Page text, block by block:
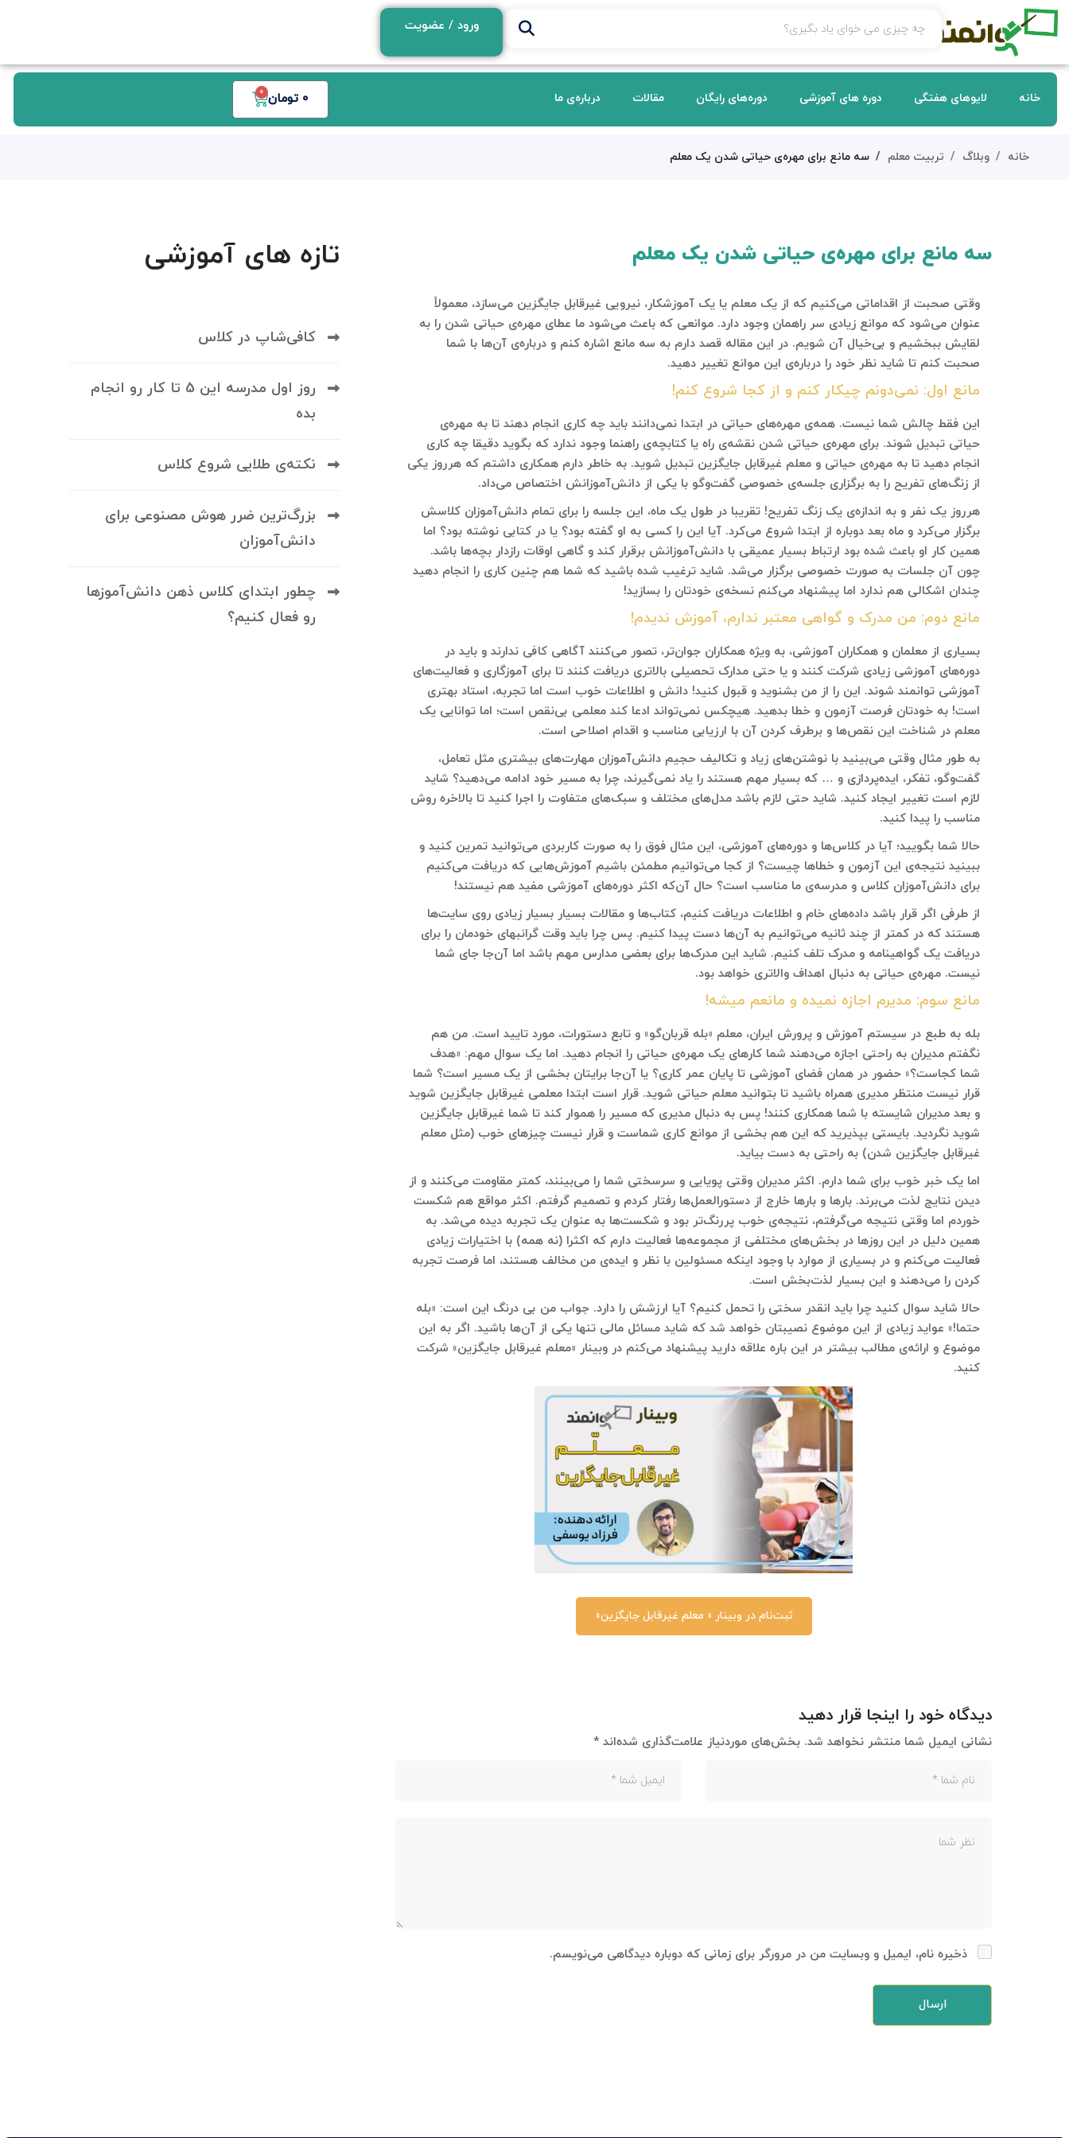
ورود / عضویت
خانه لایوهای هفتگی دوره های آموزشی دوره‌های رایگان مقالات درباره‌ی ما 0 تومان 0
خانه وبلاگ تربیت معلم سه مانع برای مهره‌ی حیاتی شدن یک معلم
سه مانع برای مهره‌ی حیاتی شدن یک معلم
وقتی صحبت از اقداماتی می‌کنیم که از یک معلم یا یک آموزشکار، نیرویی غیرقابل جایگزین می‌سازد، معمولاً
عنوان می‌شود که موانع زیادی سر راهمان وجود دارد. موانعی که باعث می‌شود ما عطای مهره‌ی حیاتی شدن را به
لقایش ببخشیم و بی‌خیال آن شویم. در این مقاله قصد دارم به سه مانع اشاره کنم و درباره‌ی آن‌ها با شما
صحبت کنم تا شاید نظر خود را درباره‌ی این موانع تغییر دهید.
مانع اول: نمی‌دونم چیکار کنم و از کجا شروع کنم!
این فقط چالش شما نیست. همه‌ی مهره‌های حیاتی در ابتدا نمی‌دانند باید چه کاری انجام دهند تا به مهره‌ی
حیاتی تبدیل شوند. برای مهره‌ی حیاتی شدن نقشه‌ی راه یا کتابچه‌ی راهنما وجود ندارد که بگوید دقیقا چه کاری
انجام دهید تا به مهره‌ی حیاتی و معلم غیرقابل جایگزین تبدیل شوید. به خاطر دارم همکاری داشتم که هرروز یکی
از زنگ‌های تفریح را به برگزاری جلسه‌ی خصوصی گفت‌وگو با یکی از دانش‌آموزانش اختصاص می‌داد.
هرروز یک نفر و به اندازه‌ی یک زنگ تفریح! تقریبا در طول یک ماه، این جلسه را برای تمام دانش‌آموزان کلاسش
برگزار می‌کرد و ماه بعد دوباره از ابتدا شروع می‌کرد. آیا این را کسی به او گفته بود؟ یا در کتابی نوشته بود؟ اما
همین کار او باعث شده بود ارتباط بسیار عمیقی با دانش‌آموزانش برقرار کند و گاهی اوقات رازدار بچه‌ها باشد.
چون آن جلسات به صورت خصوصی برگزار می‌شد. شاید ترغیب شده باشید که شما هم چنین کاری را انجام دهید
چندان اشکالی هم ندارد اما پیشنهاد می‌کنم نسخه‌ی خودتان را بسازید!
مانع دوم: من مدرک و گواهی معتبر ندارم، آموزش ندیدم!
بسیاری از معلمان و همکاران آموزشی، به ویژه همکاران جوان‌تر، تصور می‌کنند آگاهی کافی ندارند و باید در
دوره‌های آموزشی زیادی شرکت کنند و یا حتی مدارک تحصیلی بالاتری دریافت کنند تا برای آموزگاری و فعالیت‌های
آموزشی توانمند شوند. این را از من بشنوید و قبول کنید! دانش و اطلاعات خوب است اما تجربه، استاد بهتری
است! به خودتان فرصت آزمون و خطا بدهید. هیچکس نمی‌تواند ادعا کند معلمی بی‌نقص است؛ اما توانایی یک
معلم در شناخت این نقص‌ها و برطرف کردن آن با ارزیابی مناسب و اقدام اصلاحی است.
به طور مثال وقتی می‌بینید با نوشتن‌های زیاد و تکالیف حجیم دانش‌آموزان مهارت‌های بیشتری مثل تعامل،
گفت‌وگو، تفکر، ایده‌پردازی و … که بسیار مهم هستند را یاد نمی‌گیرند، چرا به مسیر خود ادامه می‌دهید؟ شاید
لازم است تغییر ایجاد کنید. شاید حتی لازم باشد مدل‌های مختلف و سبک‌های متفاوت را اجرا کنید تا بالاخره روش
مناسب‌ را پیدا کنید.
حالا شما بگویید؛ آیا در کلاس‌ها و دوره‌های آموزشی، این مثال فوق را به صورت کاربردی می‌توانید تمرین کنید و
ببینید نتیجه‌ی این آزمون و خطاها چیست؟ از کجا می‌توانیم مطمئن باشیم آموزش‌هایی که دریافت می‌کنیم
برای دانش‌آموزان کلاس و مدرسه‌ی ما مناسب است؟ حال آن‌که اکثر دوره‌های آموزشی مفید هم نیستند!
از طرفی اگر قرار باشد داده‌های خام و اطلاعات دریافت کنیم، کتاب‌ها و مقالات بسیار بسیار زیادی روی سایت‌ها
هستند که در کمتر از چند ثانیه می‌توانیم به آن‌ها دست پیدا کنیم. پس چرا باید وقت گرانبهای خودمان را برای
دریافت یک گواهینامه و مدرک تلف کنیم. شاید این مدرک‌ها برای بعضی مدارس مهم باشد اما آن‌جا جای شما
نیست. مهره‌ی حیاتی به دنبال اهداف والاتری خواهد بود.
مانع سوم: مدیرم اجازه نمیده و مانعم میشه!
بله به طبع در سیستم آموزش و پرورش ایران، معلم «بله قربان‌گو» و تابع دستورات، مورد تایید است. من هم
نگفتم مدیران به راحتی اجازه می‌دهند شما کارهای یک مهره‌ی حیاتی را انجام دهید. اما یک سوال مهم: «هدف
شما کجاست؟» حضور در همان فضای آموزشی تا پایان عمر کاری؟ یا آن‌جا برایتان بخشی از یک مسیر است؟ شما
قرار نیست منتظر مدیری همراه باشید تا بتوانید معلم حیاتی شوید. قرار است ابتدا معلمی غیرقابل جایگزین شوید
و بعد مدیران شایسته با شما همکاری کنند! پس به دنبال مدیری که مسیر را هموار کند تا شما غیرقابل جایگزین
شوید نگردید. بایستی بپذیرید که این هم بخشی از موانع کاری شماست و قرار نیست چیزهای خوب (مثل معلم
غیرقابل جایگزین شدن) به راحتی به دست بیاید.
اما یک خبر خوب برای شما دارم. اکثر مدیران وقتی پویایی و سرسختی شما را می‌بینند، کمتر مقاومت می‌کنند و از
دیدن نتایج لذت می‌برند. بارها و بارها خارج از دستورالعمل‌ها رفتار کردم و تصمیم گرفتم. اکثر مواقع هم شکست
خوردم اما وقتی نتیجه می‌گرفتم، نتیجه‌ی خوب پررنگ‌تر بود و شکست‌ها به عنوان یک تجربه دیده می‌شد. به
همین دلیل در این روزها در بخش‌های مختلفی از مجموعه‌ها فعالیت دارم که اکثرا (نه همه) با اختیارات زیادی
فعالیت می‌کنم و در بسیاری از موارد با وجود اینکه مسئولین با نظر و ایده‌ی من مخالف هستند، اما فرصت تجربه
کردن را می‌دهند و این بسیار لذت‌بخش است.
حالا شاید سوال کنید چرا باید انقدر سختی را تحمل کنیم؟ آیا ارزشش را دارد. جواب من بی درنگ این است: «بله
حتما!» عواید زیادی از این موضوع نصیبتان خواهد شد که شاید مسائل مالی تنها یکی از آن‌ها باشید. اگر به این
موضوع و ارائه‌ی مطالب بیشتر در این باره علاقه دارید پیشنهاد می‌کنم در وبینار «معلم غیرقابل جایگزین» شرکت
کنید.
ثبت‌نام در وبینار « معلم غیرقابل جایگزین»
دیدگاه خود را اینجا قرار دهید
نشانی ایمیل شما منتشر نخواهد شد. بخش‌های موردنیاز علامت‌گذاری شده‌اند *
ذخیره نام، ایمیل و وبسایت من در مرورگر برای زمانی که دوباره دیدگاهی می‌نویسم.
تازه های آموزشی
کافی‌شاپ در کلاس
روز اول مدرسه این 5 تا کار رو انجام
بده
نکته‌ی طلایی شروع کلاس
بزرگ‌ترین ضرر هوش مصنوعی برای
دانش‌آموزان
چطور ابتدای کلاس ذهن دانش‌آموزها
رو فعال کنیم؟